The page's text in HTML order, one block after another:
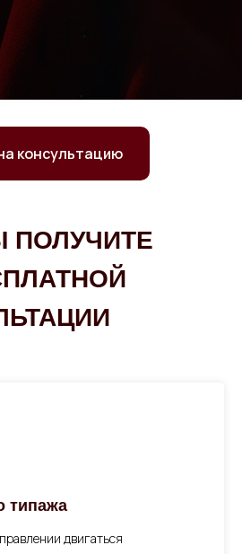
консультацию
ПОЛУЧИТЕ
типажа
двигаться
Без